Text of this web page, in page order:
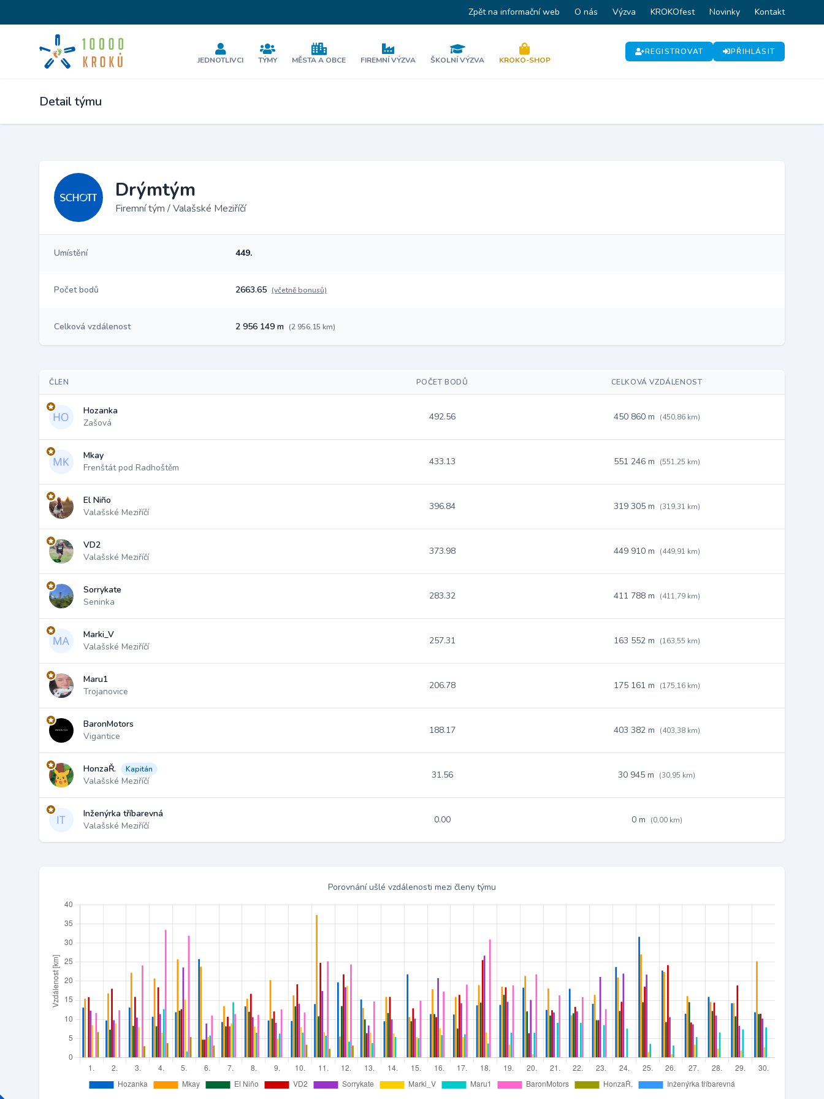
Zpět na informační web O nás Výzva KROKOfest Novinky Kontakt
JEDNOTLIVCI TÝMY MĚSTA A OBCE FIREMNÍ VÝZVA ŠKOLNÍ VÝZVA KROKO-SHOP
REGISTROVAT PŘIHLÁSIT
Detail týmu
Drýmtým
Firemní tým / Valašské Meziříčí
Umístění 449.
Počet bodů 2663.65 (včetně bonusů)
Celková vzdálenost 2 956 149 m (2 956,15 km)
ČLEN POČET BODŮ CELKOVÁ VZDÁLENOST
Hozanka
Zašová
492.56 450 860 m (450,86 km)
Mkay
Frenštát pod Radhoštěm
433.13 551 246 m (551,25 km)
El Niño
Valašské Meziříčí
396.84 319 305 m (319,31 km)
VD2
Valašské Meziříčí
373.98 449 910 m (449,91 km)
Sorrykate
Seninka
283.32 411 788 m (411,79 km)
Marki_V
Valašské Meziříčí
257.31 163 552 m (163,55 km)
Maru1
Trojanovice
206.78 175 161 m (175,16 km)
BaronMotors
Vigantice
188.17 403 382 m (403,38 km)
HonzaŘ. Kapitán
Valašské Meziříčí
31.56 30 945 m (30,95 km)
Inženýrka tříbarevná
Valašské Meziříčí
0.00 0 m (0,00 km)
Porovnání ušlé vzdálenosti mezi členy týmu